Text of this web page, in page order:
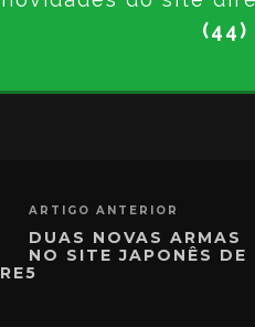
(44)
ARTIGO ANTERIOR
DUAS NOVAS ARMAS
NO SITE JAPONÊS DE
RE5